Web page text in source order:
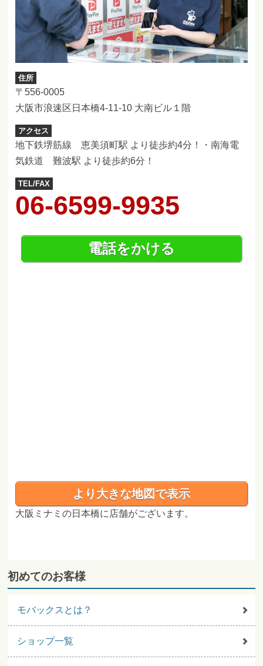
住所
〒556-0005
大阪市浪速区日本橋4-11-10 大南ビル１階
アクセス
地下鉄堺筋線 恵美須町駅 より徒歩約4分！・南海電
気鉄道 難波駅 より徒歩約6分！
TEL/FAX
06-6599-9935
電話をかける
より大きな地図で表示
大阪ミナミの日本橋に店舗がございます。
初めてのお客様
モバックスとは？
ショップ一覧